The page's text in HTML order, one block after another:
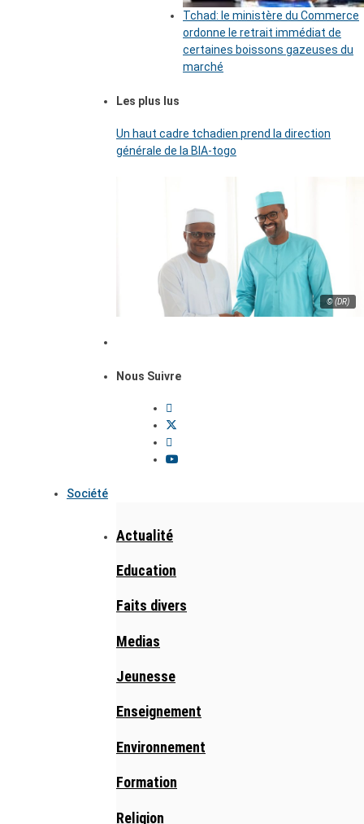
Tchad: le ministère du Commerce
ordonne le retrait immédiat de
certaines boissons gazeuses du
marché
Les plus lus
Un haut cadre tchadien prend la direction
générale de la BIA-togo
© (DR)
Nous Suivre
Société
Actualité
Education
Faits divers
Medias
Jeunesse
Enseignement
Environnement
Formation
Religion